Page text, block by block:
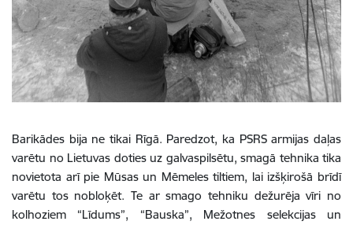
Barikādes bija ne tikai Rīgā. Paredzot, ka PSRS armijas daļas
varētu no Lietuvas doties uz galvaspilsētu, smagā tehnika tika
novietota arī pie Mūsas un Mēmeles tiltiem, lai izšķirošā brīdī
varētu tos nobloķēt. Te ar smago tehniku dežurēja vīri no
kolhoziem “Līdums”, “Bauska”, Mežotnes selekcijas un